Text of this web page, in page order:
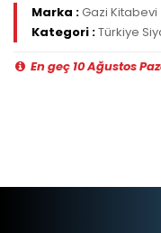
Marka :Gazi Kitabevi
Kategori :Türkiye
En geç 10 Ağustos